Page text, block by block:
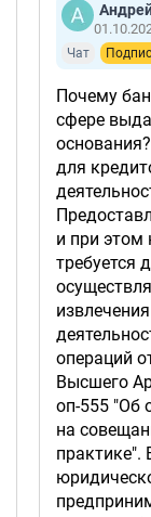
Чат
Почему
сфере
основания?
для
и при этом
требуется
операций
Высшего
оп-555 "Об
на
практике".